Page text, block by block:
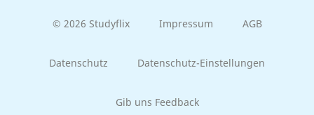
© 2026 Studyflix Impressum AGB
Datenschutz Datenschutz-Einstellungen
Gib uns Feedback